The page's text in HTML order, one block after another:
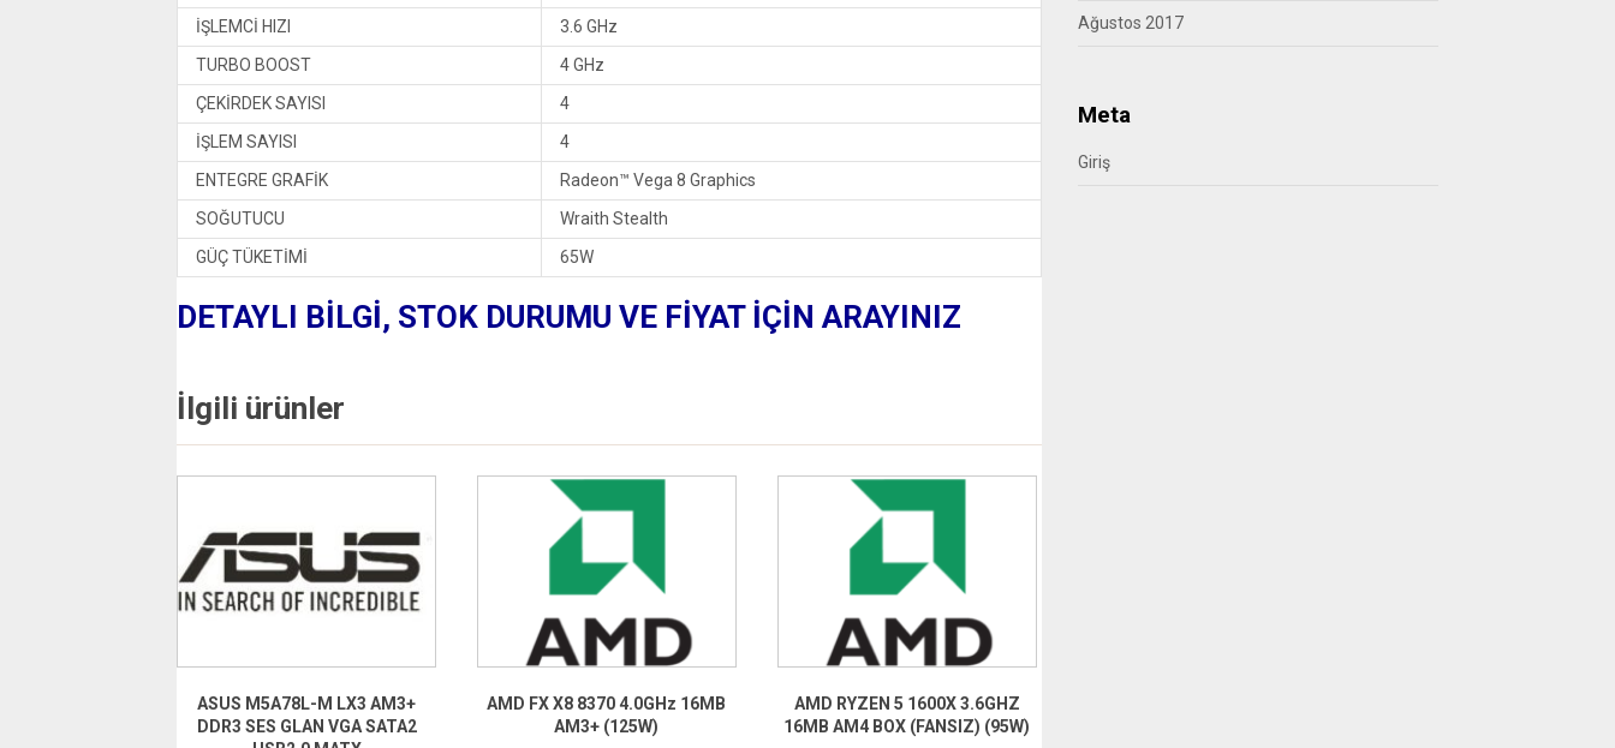
İŞLEMCİ HIZI
3.6 GHz
TURBO BOOST
4 GHz
ÇEKİRDEK SAYISI
4
İŞLEM SAYISI
4
ENTEGRE GRAFİK
Radeon™ Vega 8 Graphics
SOĞUTUCU
Wraith Stealth
GÜÇ TÜKETİMİ
65W
DETAYLI BİLGİ, STOK DURUMU VE FİYAT İÇİN ARAYINIZ
İlgili ürünler
ASUS M5A78L-M LX3 AM3+
DDR3 SES GLAN VGA SATA2
AMD FX X8 8370 4.0GHz 16MB
AM3+ (125W)
AMD RYZEN 5 1600X 3.6GHZ
16MB AM4 BOX (FANSIZ) (95W)
Ağustos 2017
Meta
Giriş